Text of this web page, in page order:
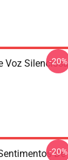
Voz Silenciosa
-20%
De
-20%